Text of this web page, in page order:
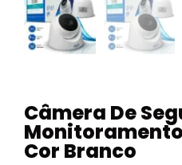
Câmera De
Cor Branco